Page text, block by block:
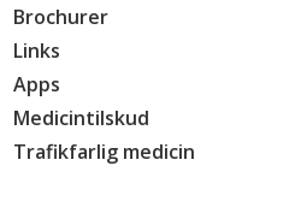
Brochurer
Links
Apps
Medicintilskud
Trafikfarlig medicin